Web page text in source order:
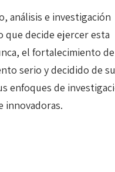
análisis e investigación
que decide ejercer esta
el fortalecimiento
serio y decidido de su
enfoques de
innovadoras.